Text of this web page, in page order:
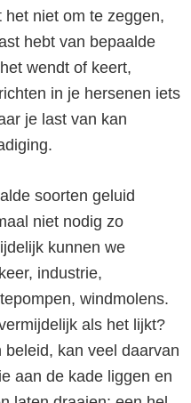
niet om te zeggen,
hebt van bepaalde
wendt of keert,
in je hersenen iets
je last van kan
soorten geluid
niet nodig zo
kunnen we
industrie,
windmolens.
als het lijkt?
kan veel daarvan
aan de kade liggen en